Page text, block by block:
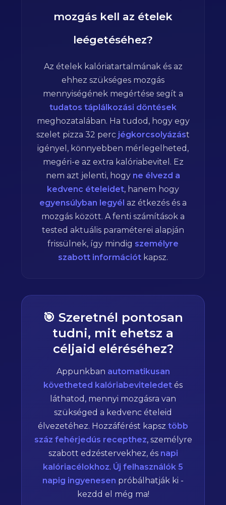
mozgás kell az ételek
leégetéséhez?
Az ételek kalóriatartalmának és az
ehhez szükséges mozgás
mennyiségének megértése segít a
tudatos táplálkozási döntések
meghozatalában. Ha tudod, hogy egy
szelet pizza 32 perc jégkorcsolyázást
igényel, könnyebben mérlegelheted,
megéri-e az extra kalóriabevitel. Ez
nem azt jelenti, hogy ne élvezd a
kedvenc ételeidet, hanem hogy
egyensúlyban legyél az étkezés és a
mozgás között. A fenti számítások a
tested aktuális paraméterei alapján
frissülnek, így mindig személyre
szabott információt kapsz.
🎯 Szeretnél pontosan
tudni, mit ehetsz a
céljaid eléréséhez?
Appunkban automatikusan
követheted kalóriabeviteledet és
láthatod, mennyi mozgásra van
szükséged a kedvenc ételeid
élvezetéhez. Hozzáférést kapsz több
száz fehérjedús recepthez, személyre
szabott edzéstervekhez, és napi
kalóriacélokhoz. Új felhasználók 5
napig ingyenesen próbálhatják ki -
kezdd el még ma!